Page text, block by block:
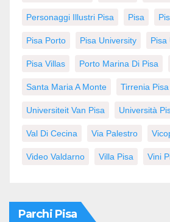
Personaggi Illustri Pisa Pisa
Pisa Porto Pisa University Pisa
Pisa Villas Porto Marina Di Pisa
Santa Maria A Monte Tirrenia Pisa
Universiteit Van Pisa Università
Val Di Cecina Via Palestro
Video Valdarno Villa Pisa Vini
Parchi Pisa